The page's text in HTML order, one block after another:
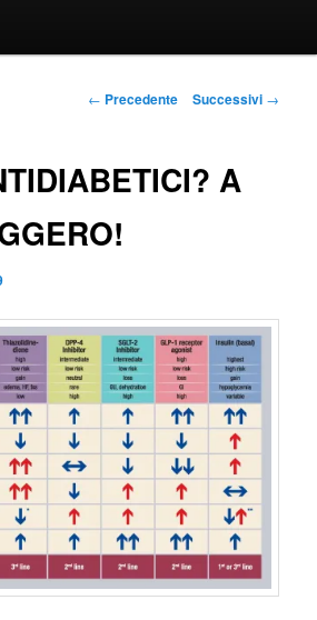
Navigazione
← Precedente Successivi →
A